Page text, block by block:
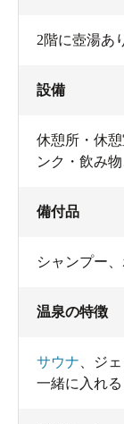
膨大なコミッ
入浴料は自動
ンタル用品も
した。
下足箱の鍵を
2階に壺湯あ
設備
休憩所・休憩
ンク・飲み物
備付品
シャンプー
温泉の特徴
サウナ ジ
一緒に入れる